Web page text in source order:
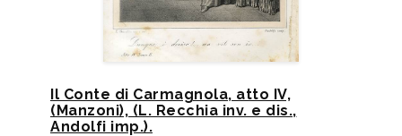
Il Conte di Carmagnola, atto IV,
(Manzoni), (L. Recchia inv. e dis.,
Andolfi imp.).